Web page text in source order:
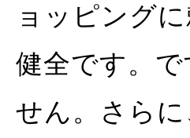
ョッピング
健全です。
せん。さら